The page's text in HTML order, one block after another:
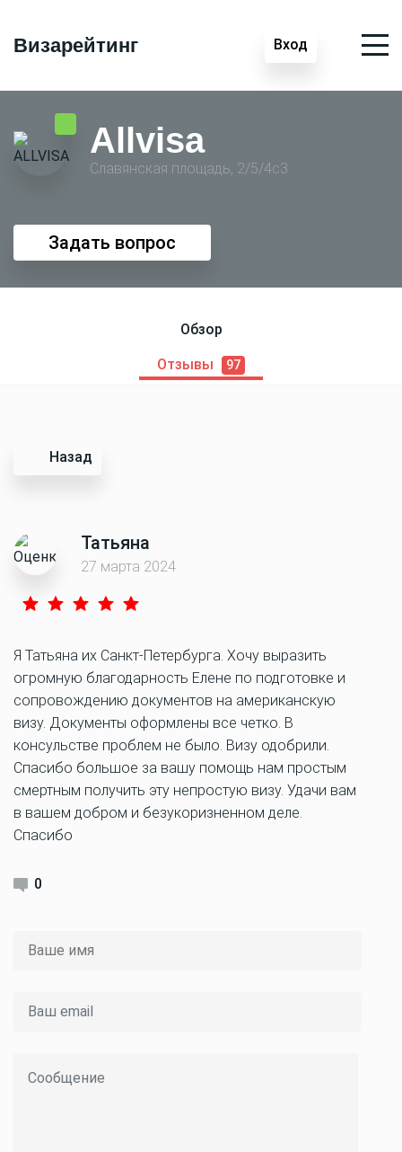
Визарейтинг Вход
Allvisa
Славянская площадь, 2/5/4с3
Задать вопрос
Обзор
Отзывы 97
Назад
Татьяна
27 марта 2024
Я Татьяна их Санкт-Петербурга. Хочу выразить
огромную благодарность Елене по подготовке и
сопровождению документов на американскую
визу. Документы оформлены все четко. В
консульстве проблем не было. Визу одобрили.
Спасибо большое за вашу помощь нам простым
смертным получить эту непростую визу. Удачи вам
в вашем добром и безукоризненном деле.
Спасибо
0